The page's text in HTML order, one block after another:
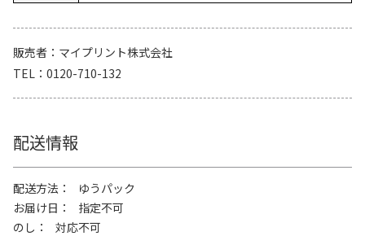
販売者
マイプリント株式会社
TEL
0120-710-132
配送情報
配送方法
ゆうパック
お届け日
指定不可
のし
対応不可